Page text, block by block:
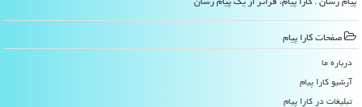
صفحات كارا پیام
درباره ما
آرشیو كارا پیام
تبلیغات در كارا پیام